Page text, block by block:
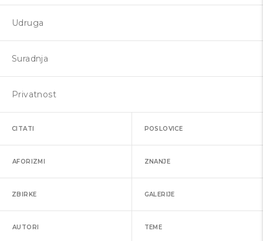
Udruga
Suradnja
Privatnost
CITATI POSLOVICE
AFORIZMI ZNANJE
ZBIRKE GALERIJE
AUTORI TEME